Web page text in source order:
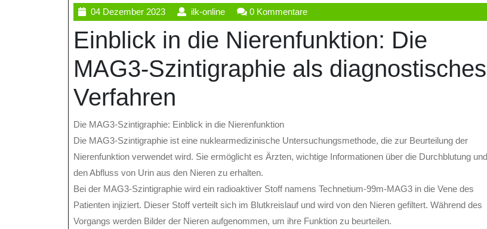
04 Dezember 202304
2023
ilk-onlineilk-
0 Kommentare
Einblick in die Nierenfunktion: Die
MAG3-Szintigraphie als diagnostisches
Verfahren
Die MAG3-Szintigraphie: Einblick in die Nierenfunktion
Die MAG3-Szintigraphie ist eine nuklearmedizinische Untersuchungsmethode, die zur Beurteilung der
Nierenfunktion verwendet wird. Sie ermöglicht es Ärzten, wichtige Informationen über die Durchblutung und
den Abfluss von Urin aus den Nieren zu erhalten.
Bei der MAG3-Szintigraphie wird ein radioaktiver Stoff namens Technetium-99m-MAG3 in die Vene des
Patienten injiziert. Dieser Stoff verteilt sich im Blutkreislauf und wird von den Nieren gefiltert. Während des
Vorgangs werden Bilder der Nieren aufgenommen, um ihre Funktion zu beurteilen.